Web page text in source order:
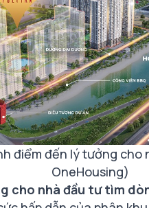
điểm đến lý tưởng cho
OneHousing)
cho nhà đầu tư tìm